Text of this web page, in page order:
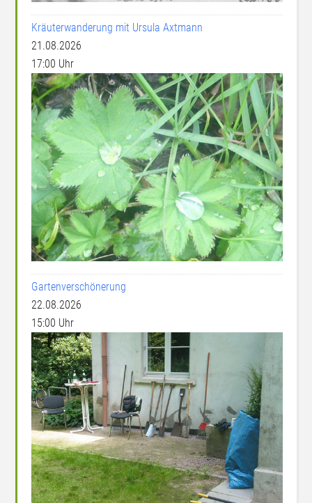
Kräuterwanderung mit Ursula Axtmann
21.08.2026
17:00 Uhr
Gartenverschönerung
22.08.2026
15:00 Uhr